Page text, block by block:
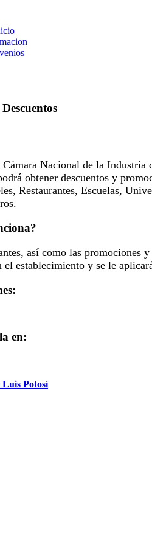
Nacional de la Industria
obtener descuentos y
Restaurantes, Escuelas,
así como las promociones
establecimiento y se le
en:
Potosí